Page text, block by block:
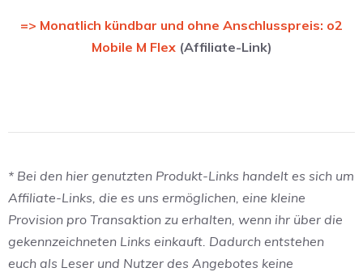
=> Monatlich kündbar und ohne Anschlusspreis: o2
Mobile M Flex(Affiliate-Link)
* Bei den hier genutzten Produkt-Links handelt es sich um
Affiliate-Links, die es uns ermöglichen, eine kleine
Provision pro Transaktion zu erhalten, wenn ihr über die
gekennzeichneten Links einkauft. Dadurch entstehen
euch als Leser und Nutzer des Angebotes keine